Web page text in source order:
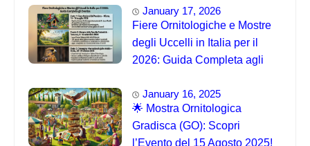
January 17, 2026
Fiere Ornitologiche e Mostre
degli Uccelli in Italia per il
2026: Guida Completa agli
January 16, 2025
🌟 Mostra Ornitologica
Gradisca (GO): Scopri
l’Evento del 15 Agosto 2025!